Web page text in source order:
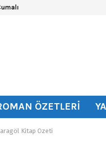
ÖZETLERI
Kitap Özeti